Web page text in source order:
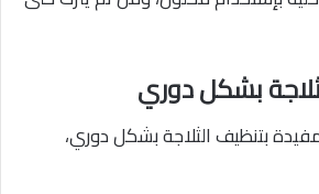
بشكل دوري
بتنظيف الثلاجة بشكل دوري،